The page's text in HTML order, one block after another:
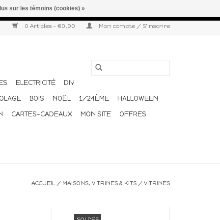
0 Articles - €0,00 Mon compte / S'inscrire
ELECTRICITÉ
DIY
BOIS NOËL 1/24ÈME
HALLOWEEN
CARTES-CADEAUX MON SITE
OFFRES
ACCUEIL / MAISONS, VITRINES & KITS / VITRINES
sur les témoins (cookies) »
Merci pour votre compréhension et votre confiance.